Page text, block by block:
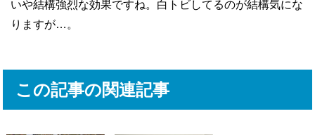
いや結構強烈な効果ですね。白トビしてるのが結構気にな
りますが…。
この記事の関連記事